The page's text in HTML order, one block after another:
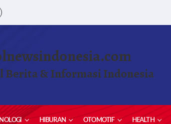
Berita & Informasi Indonesia
HIBURAN OTOMOTIF HEALTH